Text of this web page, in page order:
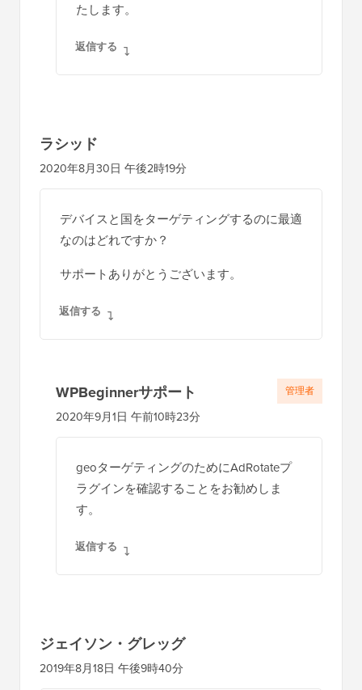
たします。
返信する
ラシッド
2020年8月30日 午後2時19分
デバイスと国をターゲティングするのに最適
なのはどれですか？
サポートありがとうございます。
返信する
WPBeginnerサポート
2020年9月1日 午前10時23分
geoターゲティングのためにAdRotateプ
ラグインを確認することをお勧めしま
す。
返信する
管理者
ジェイソン・グレッグ
2019年8月18日 午後9時40分